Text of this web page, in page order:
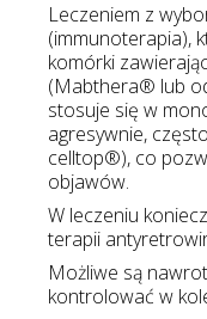
Leczeniem z
(immunoterapia),
komórki
(Mabthera® lub
stosuje się w
agresywnie,
celltop®), co
objawów.
W leczeniu
terapii
Możliwe są
kontrolować w